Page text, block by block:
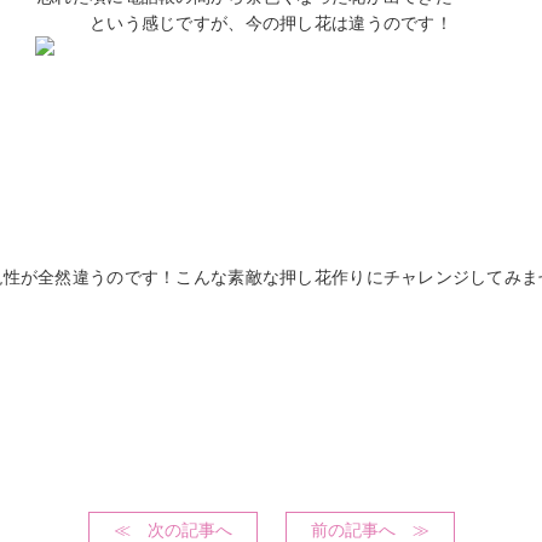
という感じですが、今の押し花は違うのです！
が全然違うのです！こんな素敵な押し花作りにチャレンジしてみ
≪ 次の記事へ 前の記事へ ≫